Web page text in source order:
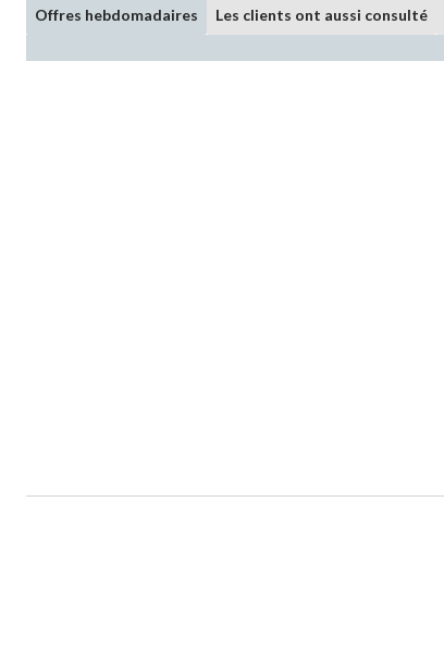
Offres hebdomadaires Les clients ont aussi consulté